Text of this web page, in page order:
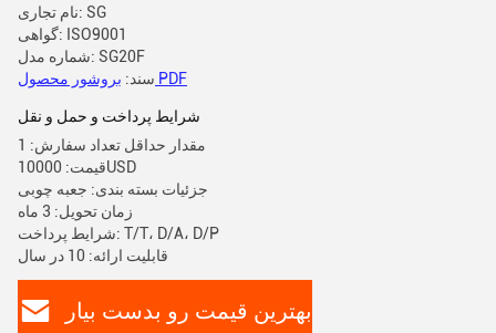
نام تجاری: SG
گواهی: ISO9001
شماره مدل: SG20F
سند: بروشور محصول PDF
شرایط پرداخت و حمل و نقل
مقدار حداقل تعداد سفارش: 1
قیمت: 10000USD
جزئیات بسته بندی: جعبه چوبی
زمان تحویل: 3 ماه
شرایط پرداخت: T/T، D/A، D/P
قابلیت ارائه: 10 در سال
بهترین قیمت رو بدست بیار